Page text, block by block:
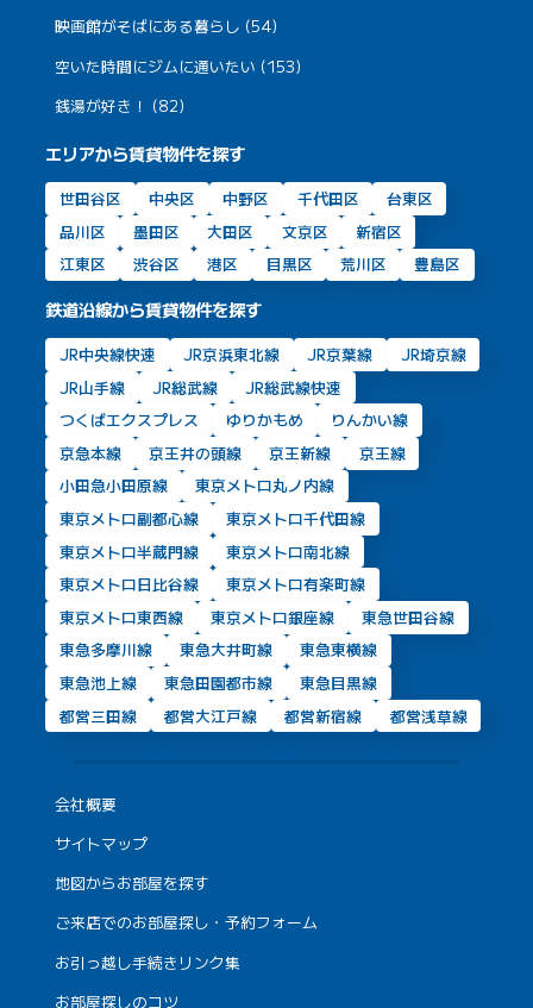
映画館がそばにある暮らし (54)
空いた時間にジムに通いたい (153)
銭湯が好き！ (82)
エリアから賃貸物件を探す
世田谷区 中央区 中野区 千代田区
台東区
品川区
墨田区 大田区 文京区
新宿区
江東区
渋谷区 港区 目黒区 荒川区 豊島区
鉄道沿線から賃貸物件を探す
JR中央線快速 JR京浜東北線 JR京葉線
JR埼京線
JR山手線
JR総武線
JR総武線快速
つくばエクスプレス
ゆりかもめ
りんかい線
京急本線
京王井の頭線 京王新線
京王線
小田急小田原線
東京メトロ丸ノ内線
東京メトロ副都心線
東京メトロ千代田線
東京メトロ半蔵門線
東京メトロ南北線
東京メトロ日比谷線
東京メトロ有楽町線
東京メトロ東西線
東京メトロ銀座線
東急世田谷線
東急多摩川線
東急大井町線
東急東横線
東急池上線
東急田園都市線
東急目黒線
都営三田線
都営大江戸線 都営新宿線 都営浅草線
会社概要
サイトマップ
地図からお部屋を探す
ご来店でのお部屋探し・予約フォーム
お引っ越し手続きリンク集
お部屋探しのコツ